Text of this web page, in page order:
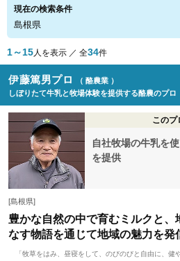
現在の検索条件
島根県
1～15人を表示 ／ 全34件
伊藤篤男プロ
（ 酪農業 ）
しぼりたて牛乳と牧場体験を提供する酪農のプロ
このプ
自社牧場の牛乳を
を提供
[島根県]
豊かな自然の中で育むミルクと、
なす物語を通じて地域の魅力を発
「牧草をはみ、昼寝をして、のびのびと自由に、健